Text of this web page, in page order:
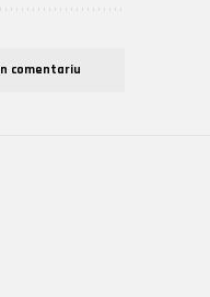
comentariu